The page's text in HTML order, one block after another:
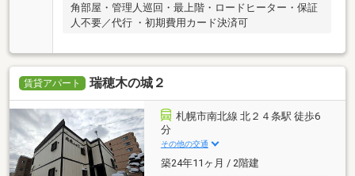
角部屋・管理人巡回・最上階・ロードヒーター・保証
人不要／代行 ・初期費用カード決済可
賃貸アパート 瑞穂木の城２
札幌市南北線 北２４条駅 徒歩6
分
その他の交通
築24年11ヶ月 / 2階建